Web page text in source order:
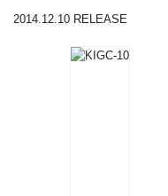
2014.12.10 RELEASE